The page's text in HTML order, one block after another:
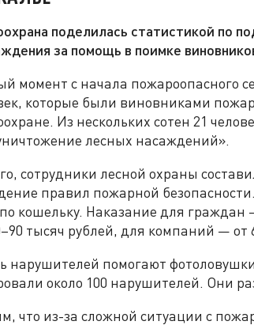
поделилась статистикой по
за помощь в поимке
момент с начала пожароопасного
которые были виновниками
Из нескольких сотен 21
лесных насаждений».
сотрудники лесной охраны
правил пожарной
кошельку. Наказание для
тысяч рублей, для компаний — от
нарушителей помогают
около 100 нарушителей. Они
что из-за сложной ситуации с